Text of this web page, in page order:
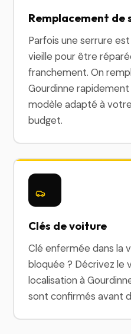
Remplacement de
Parfois une serrure
vieille pour être
franchement. On
Gourdinne
modèle adapté à
budget.
Clés de voiture
Clé enfermée dans la
bloquée ? Décrivez le
localisation à
sont confirmés avant